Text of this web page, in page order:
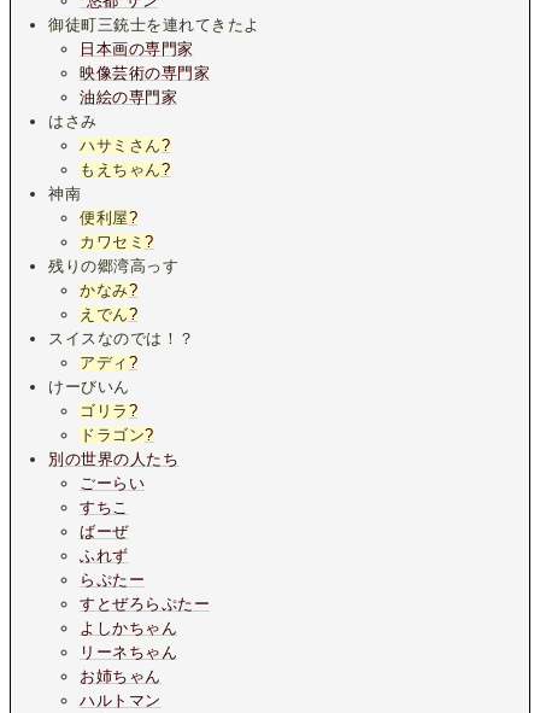
御徒町三銃士を連れてきたよ
日本画の専門家
映像芸術の専門家
油絵の専門家
はさみ
ハサミさん?
もえちゃん?
神南
便利屋?
カワセミ?
残りの郷湾高っす
かなみ?
えでん?
スイスなのでは！？
アディ ?
けーびいん
ゴリラ ?
ドラゴン?
別の世界の人たち
ごーらい
すちこ
ばーぜ
ふれず
らぷたー
すとぜろらぷたー
よしかちゃん
リーネちゃん
お姉ちゃん
ハルトマン